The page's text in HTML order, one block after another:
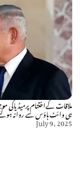
ملاقات کےاختتام پرمیڈیاکی
ہی وائٹ ہاؤس سے روانہ
July 9, 2025